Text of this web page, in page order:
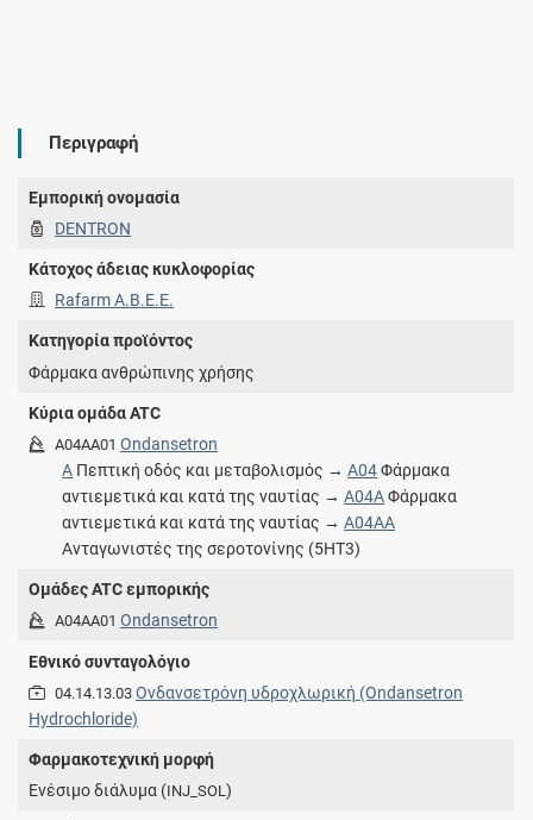
Περιγραφή
Εμπορική ονομασία
DENTRON
Κάτοχος άδειας κυκλοφορίας
Rafarm Α.Β.Ε.Ε.
Κατηγορία προϊόντος
Φάρμακα ανθρώπινης χρήσης
Κύρια ομάδα ATC
A04AA01 Ondansetron
A Πεπτική οδός και μεταβολισμός →A04Φάρμακα
αντιεμετικά και κατά της ναυτίας →A04AΦάρμακα
αντιεμετικά και κατά της ναυτίας →A04AA
Ανταγωνιστές της σεροτονίνης (5HT3)
Ομάδες ATC εμπορικής
A04AA01 Ondansetron
Εθνικό συνταγολόγιο
04.14.13.03 Ονδανσετρόνη υδροχλωρική (Ondansetron
Hydrochloride)
Φαρμακοτεχνική μορφή
Eνέσιμο διάλυμα (INJ_SOL)